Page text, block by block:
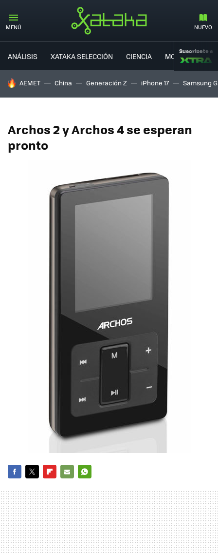
MENÚ NUEVO
ANÁLISIS XATAKA SELECCIÓN CIENCIA MOVILIDAD
Suscríbete a
HOY SE HABLA DE
AEMET China Generación Z iPhone 17 Samsung
Archos 2 y Archos 4 se esperan
pronto
MAIL